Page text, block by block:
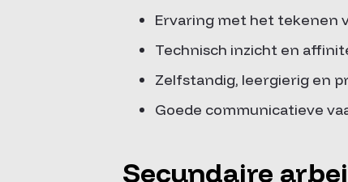
Ervaring met het tekenen
Technisch inzicht en
Zelfstandig, leergierig en
Goede communicatieve
Secundaire